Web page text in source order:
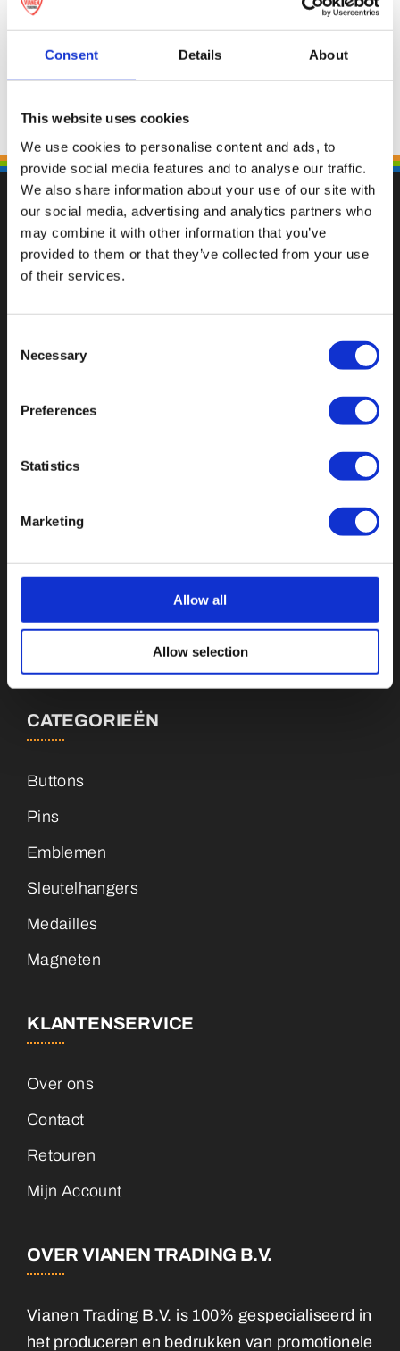
Consent Details About
This website uses cookies
We use cookies to personalise content and ads, to
provide social media features and to analyse our traffic.
We also share information about your use of our site with
our social media, advertising and analytics partners who
may combine it with other information that you’ve
provided to them or that they’ve collected from your use
of their services.
Selection
Necessary
Preferences
Statistics
Marketing
Allow all
Allow selection
Val op met een unieke
Botnische Golf 9a, 3446CN Woerden
info@vianenonline.nl
+31 (0)34 8407 089
CATEGORIEËN
Buttons
Pins
Emblemen
Sleutelhangers
Medailles
Magneten
KLANTENSERVICE
Over ons
Contact
Retouren
Mijn Account
OVER VIANEN TRADING B.V.
Vianen Trading B.V. is 100% gespecialiseerd in
het produceren en bedrukken van promotionele